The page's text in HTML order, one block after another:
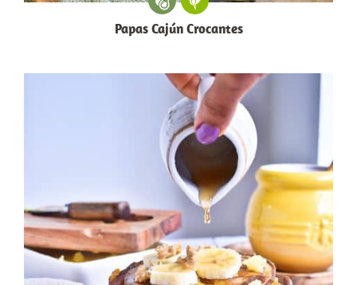
Papas Cajún Crocantes